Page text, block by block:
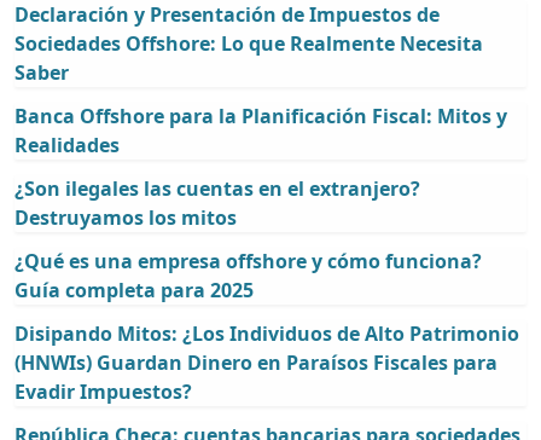
Declaración y Presentación de Impuestos de
Sociedades Offshore: Lo que Realmente Necesita
Saber
Banca Offshore para la Planificación Fiscal: Mitos y
Realidades
¿Son ilegales las cuentas en el extranjero?
Destruyamos los mitos
¿Qué es una empresa offshore y cómo funciona?
Guía completa para 2025
Disipando Mitos: ¿Los Individuos de Alto Patrimonio
(HNWIs) Guardan Dinero en Paraísos Fiscales para
Evadir Impuestos?